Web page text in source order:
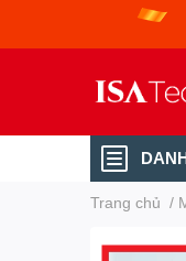
Trang chủ /